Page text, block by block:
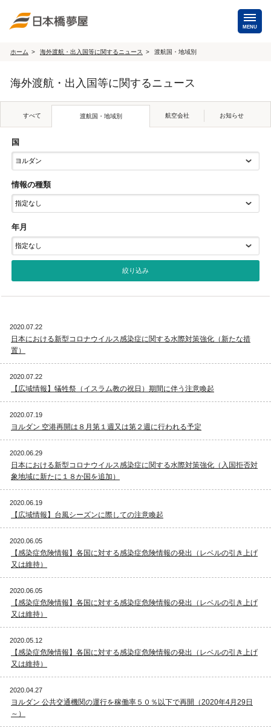
MENU
海外航空券
（日本発・海外発・世界一周）
保険・Wi-Fiレンタル
国内手配
航空券
貸切バス・ハイヤー 通訳・ガイド
選ばれる理由
ホーム 海外渡航・出入国等に関するニュース 渡航国・地域別
海外渡航・出入国等に関するニュース
すべて 渡航国・地域別 航空会社 お知らせ
国
情報の種類
年月
2020.07.22
日本における新型コロナウイルス感染症に関する水際対策強化（新たな措
置）
2020.07.22
【広域情報】犠牲祭（イスラム教の祝日）期間に伴う注意喚起
2020.07.19
ヨルダン 空港再開は８月第１週又は第２週に行われる予定
2020.06.29
日本における新型コロナウイルス感染症に関する水際対策強化（入国拒否対
象地域に新たに１８か国を追加）
2020.06.19
【広域情報】台風シーズンに際しての注意喚起
2020.06.05
【感染症危険情報】各国に対する感染症危険情報の発出（レベルの引き上げ
又は維持）
2020.06.05
【感染症危険情報】各国に対する感染症危険情報の発出（レベルの引き上げ
又は維持）
2020.05.12
【感染症危険情報】各国に対する感染症危険情報の発出（レベルの引き上げ
又は維持）
2020.04.27
ヨルダン 公共交通機関の運行を稼働率５０％以下で再開（2020年4月29日
～）